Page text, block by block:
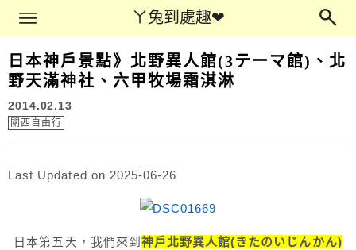
ㄚ兔到處趣❤
Main Menu
日本神戶景點》北野異人館(3テーマ館)、北
野天滿神社、六甲牧場霜淇淋
2014.02.13
關西自由行
Last Updated on 2025-06-26
日本第五天，我們來到 神戶北野異人館(きたのいじんかん)